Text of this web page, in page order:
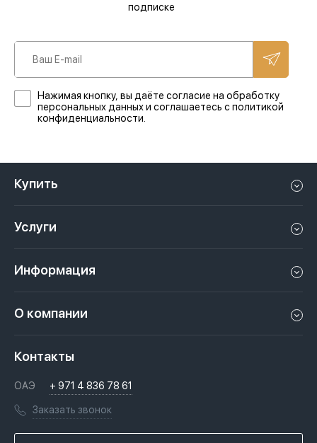
подписке
Нажимая кнопку, вы даёте согласие на обработку
персональных данных и соглашаетесь с политикой
конфиденциальности.
Купить
Апартаменты в Дубае
Пентхаус в Дубае
Услуги
Сдать недвижимость в Дубае, ОАЭ
Недвижимость за криптовалюту в Дубае
Переезд в Дубай, ОАЭ
Гражданство ОАЭ
Информация
Законы
Вопросы и ответы
Книги
Инфографика
О компании
Лицензии
Контакты
ОАЭ + 971 4 836 78 61
Заказать звонок